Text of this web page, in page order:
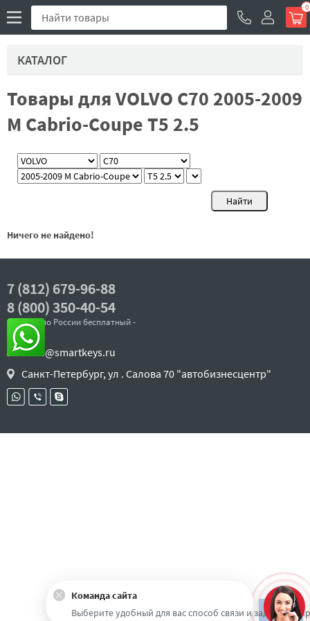
0
КАТАЛОГ
Товары для VOLVO C70 2005-2009
M Cabrio-Coupe T5 2.5
Ничего не найдено!
7 (812) 679-96-88
8 (800) 350-40-54
- звонок по России бесплатный -
sales@smartkeys.ru
Санкт-Петербург, ул . Салова 70 "автобизнесцентр"
Наверх
Команда сайта
Выберите удобный для вас способ связи и задайте